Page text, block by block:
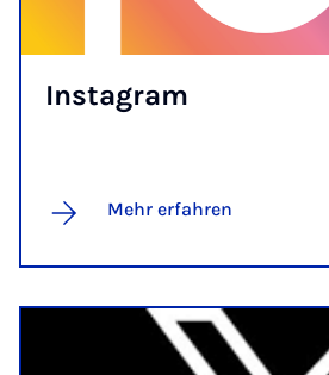
Ins­ta­gram
Mehr erfahren